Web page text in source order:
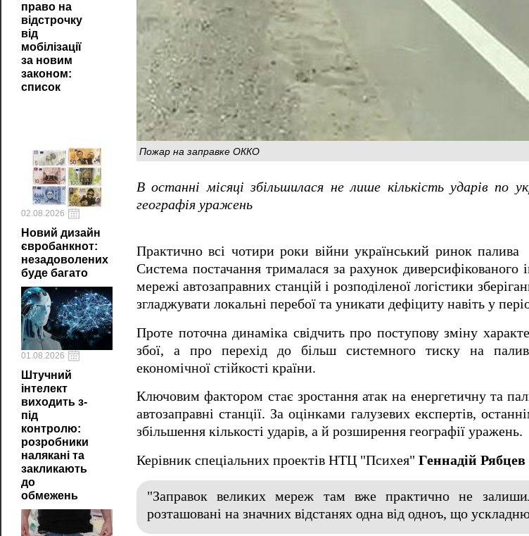
право на
відстрочку
від
мобілізації
за новим
законом:
список
02.08.2026
Новий дизайн
євробанкнот:
незадоволених
буде багато
01.08.2026
Штучний
інтелект
виходить з-
під
контролю:
розробники
налякані та
закликають
до
обмежень
Пожар на заправке ОККО
В останні місяці збільшилася не лише кількість ударів по
географія уражень
Практично всі чотири роки війни український ринок палива
Система постачання трималася за рахунок диверсифікованого
мережі автозаправних станцій і розподіленої логістики
згладжувати локальні перебої та уникати дефіциту навіть у
Проте поточна динаміка свідчить про поступову зміну
збої, а про перехід до більш системного тиску на
економічної стійкості країни.
Ключовим фактором стає зростання атак на енергетичну та
автозаправні станції. За оцінками галузевих експертів,
збільшення кількості ударів, а й розширення географії уражень.
Керівник спеціальних проектів НТЦ "Психея" Геннадій Рябцев
"Заправок великих мереж там вже практично не
розташовані на значних відстанях одна від одноъ, що